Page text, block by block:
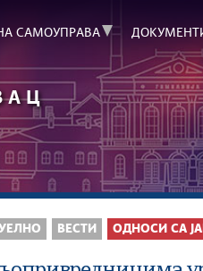
САМОУПРАВА
ВЕСТИ ОДНОСИ СА